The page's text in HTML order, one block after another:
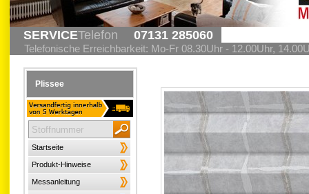
SERVICETelefon 07131 285060
Telefonische Erreichbarkeit: Mo-Fr 08.30Uhr - 12.00Uhr,
Plissee
Startseite
Produkt-Hinweise
Messanleitung